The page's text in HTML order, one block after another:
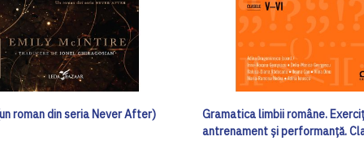
roman din seria Never After)
Gramatica limbii române.
antrenament și performanță.